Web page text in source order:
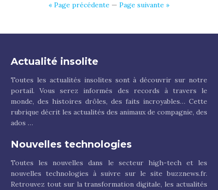
« Page précédente — Page suivante »
Actualité insolite
Toutes les actualités insolites sont à découvrir sur notre
portail. Vous serez informés des records à travers le
monde, des histoires drôles, des faits incroyables… Cette
rubrique décrit les actualités des animaux de compagnie, des
ados …
Nouvelles technologies
Toutes les nouvelles dans le secteur high-tech et les
nouvelles technologies à suivre sur le site buzznews.fr.
Retrouvez tout sur la transformation digitale, les actualités